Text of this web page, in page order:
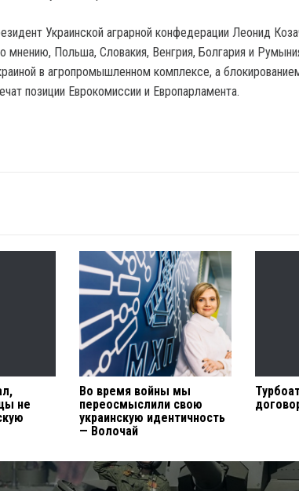
Украинской аграрной конфедерации Леонид
мнению, Польша, Словакия, Венгрия, Болгария и
в агропромышленном комплексе, а
позиции Еврокомиссии и Европарламента.
не
Во время войны мы
переосмыслили свою
украинскую идентичность
— Волочай